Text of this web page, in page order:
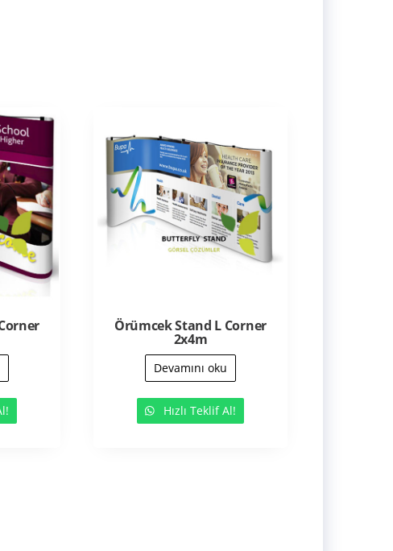
Örümcek Stand L Corner
2x4m
Devamını oku
Hızlı Teklif Al!